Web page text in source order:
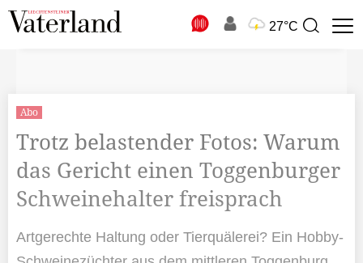
27°C
Suchbegriff
Abo
Trotz belastender Fotos: Warum
das Gericht einen Toggenburger
Schweinehalter freisprach
Artgerechte Haltung oder Tierquälerei? Ein Hobby-